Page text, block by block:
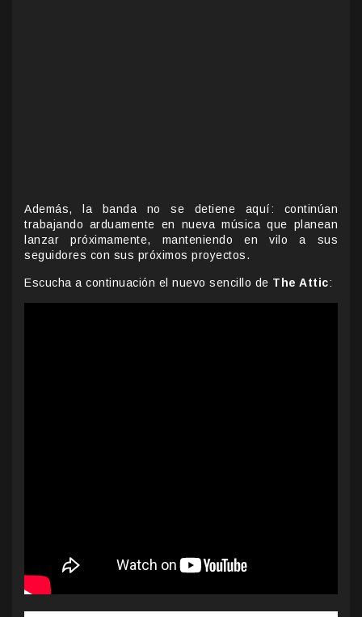
Además, la banda no se detiene aquí: continúan
trabajando arduamente en nueva música que planean
lanzar próximamente, manteniendo en vilo a sus
seguidores con sus próximos proyectos.
Escucha a continuación el nuevo sencillo de The Attic: